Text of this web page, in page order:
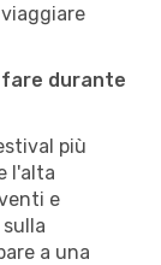
fare durante
più
l'alta
e
a una